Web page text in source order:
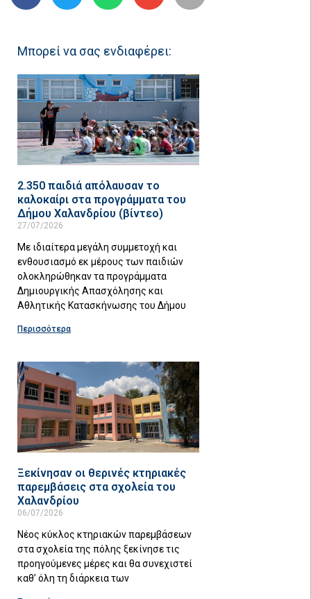
Μπορεί να σας ενδιαφέρει:
2.350 παιδιά απόλαυσαν το
καλοκαίρι στα προγράμματα του
Δήμου Χαλανδρίου (βίντεο)
27/07/2026
Με ιδιαίτερα μεγάλη συμμετοχή και
ενθουσιασμό εκ μέρους των παιδιών
ολοκληρώθηκαν τα προγράμματα
Δημιουργικής Απασχόλησης και
Αθλητικής Κατασκήνωσης του Δήμου
Περισσότερα
Ξεκίνησαν οι θερινές κτηριακές
παρεμβάσεις στα σχολεία του
Χαλανδρίου
06/07/2026
Νέος κύκλος κτηριακών παρεμβάσεων
στα σχολεία της πόλης ξεκίνησε τις
προηγούμενες μέρες και θα συνεχιστεί
καθ’ όλη τη διάρκεια των